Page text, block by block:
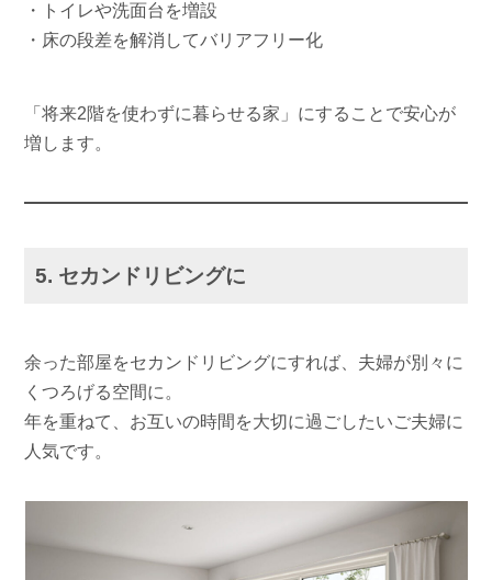
・トイレや洗面台を増設
・床の段差を解消してバリアフリー化
「将来2階を使わずに暮らせる家」にすることで安心が
増します。
5. セカンドリビングに
余った部屋をセカンドリビングにすれば、夫婦が別々に
くつろげる空間に。
年を重ねて、お互いの時間を大切に過ごしたいご夫婦に
人気です。